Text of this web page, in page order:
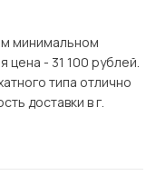
минимальном
цена - 31 100 рублей.
типа отлично
доставки в г.